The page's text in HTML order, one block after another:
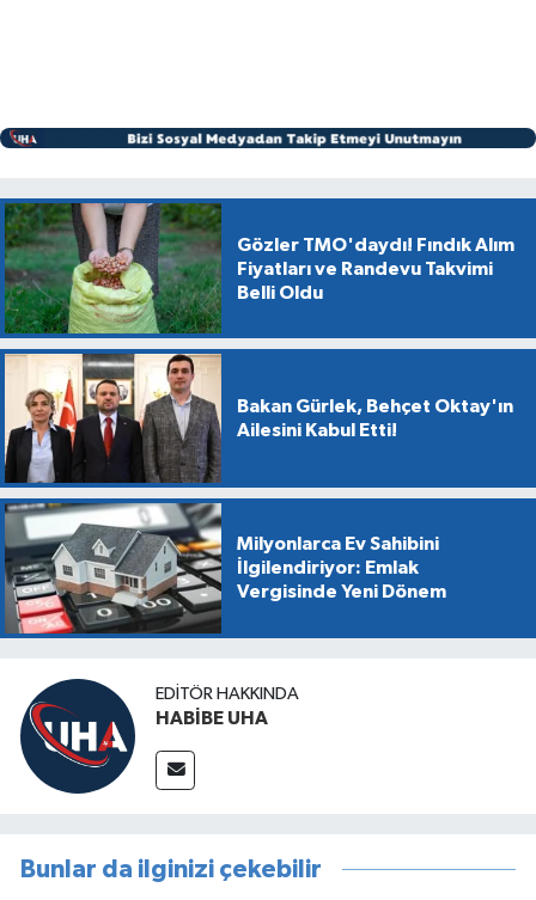
Gözler TMO'daydı! Fındık Alım
Fiyatları ve Randevu Takvimi
Belli Oldu
Bakan Gürlek, Behçet Oktay'ın
Ailesini Kabul Etti!
Milyonlarca Ev Sahibini
İlgilendiriyor: Emlak
Vergisinde Yeni Dönem
EDITÖR HAKKINDA
HABİBE UHA
Bunlar da ilginizi çekebilir